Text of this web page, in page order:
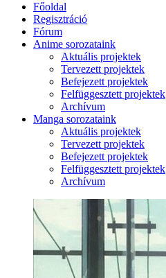
Főoldal
Regisztráció
Fórum
Anime sorozataink
Aktuális projektek
Tervezett projektek
Befejezett projektek
Felfüggesztett projektek
Archívum
Manga sorozataink
Aktuális projektek
Tervezett projektek
Befejezett projektek
Felfüggesztett projektek
Archívum